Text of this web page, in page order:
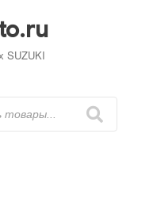
SUZUKI